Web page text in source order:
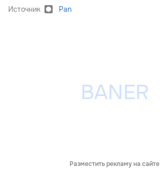
Источник Pan
Разместить рекламу на сайте